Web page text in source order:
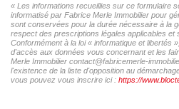
« Les informations recueillies sur ce formulaire
informatisé par Fabrice Merle Immobilier pour
sont conservées pour la durée nécessaire à la
respect des prescriptions légales applicables et
Conformément à la loi « informatique et libertés
d'accès aux données vous concernant et les
Merle Immobilier contact@fabricemerle-
l'existence de la liste d'opposition au
vous pouvez vous inscrire ici : https://